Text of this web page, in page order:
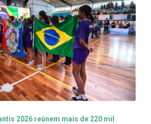
2026 reúnem mais de 220 mil